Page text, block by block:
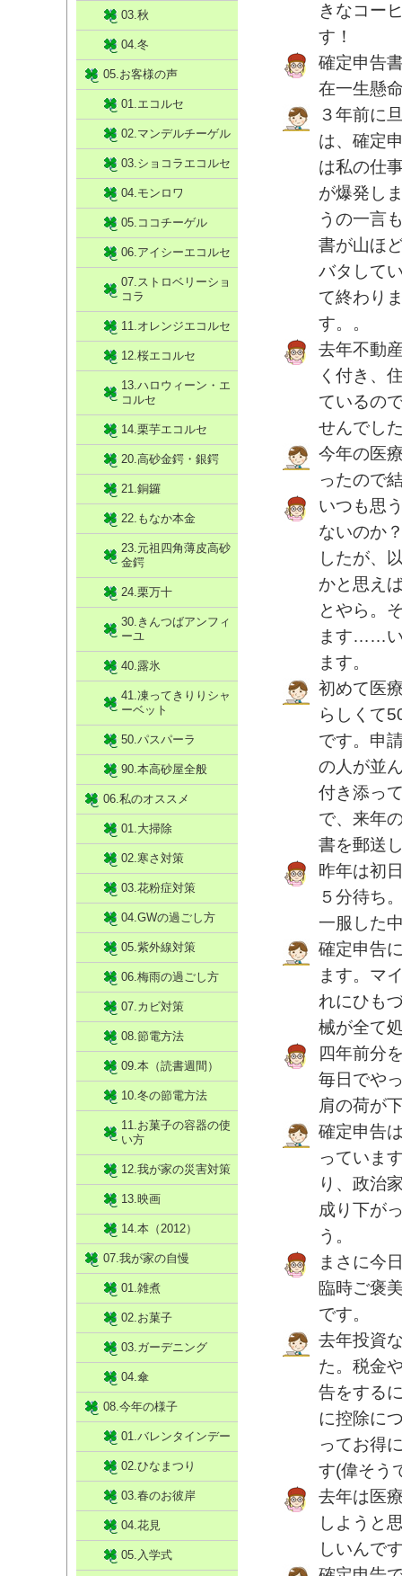
きなコー
す！
確定申告
在一生懸
３年前に
は、確定
は私の仕
が爆発し
うの一言
書が山ほ
バタして
て終わり
す。。
去年不動
く付き、
ているの
せんでし
今年の医
ったので
いつも思
ないのか
したが、
かと思え
とやら。
ます……い
ます。
初めて医
らしくて
です。申
の人が並
付き添っ
で、来年
書を郵送
昨年は初
５分待ち
一服した
確定申告
ます。マ
れにひも
械が全て
四年前分
毎日でや
肩の荷が
確定申告
っていま
り、政治
成り下が
う。
まさに今
臨時ご褒
です。
去年投資
た。税金
告をする
に控除に
ってお得
す(偉そう
去年は医
しようと
しいんで
03.秋
04.冬
05.お客様の声
01.エコルセ
02.マンデルチーゲル
03.ショコラエコルセ
04.モンロワ
05.ココチーゲル
06.アイシーエコルセ
07.ストロベリーショ
コラ
11.オレンジエコルセ
12.桜エコルセ
13.ハロウィーン・エ
コルセ
14.栗芋エコルセ
20.高砂金鍔・銀鍔
21.銅鑼
22.もなか本金
23.元祖四角薄皮高砂
金鍔
24.栗万十
30.きんつばアンフィ
ーユ
40.露氷
41.凍ってきりりシャ
ーベット
50.パスパーラ
90.本高砂屋全般
06.私のオススメ
01.大掃除
02.寒さ対策
03.花粉症対策
04.GWの過ごし方
05.紫外線対策
06.梅雨の過ごし方
07.カビ対策
08.節電方法
09.本（読書週間）
10.冬の節電方法
11.お菓子の容器の使
い方
12.我が家の災害対策
13.映画
14.本（2012）
07.我が家の自慢
01.雑煮
02.お菓子
03.ガーデニング
04.傘
08.今年の様子
01.バレンタインデー
02.ひなまつり
03.春のお彼岸
04.花見
05.入学式